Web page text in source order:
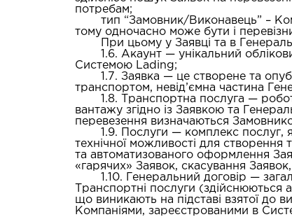
потребам;
тип “Замовник/Виконавець” –
тому одночасно може бути і
При цьому у Заявці та в
1.6. Акаунт — унікальний
Cистемою Lading;
1.7.Заявка — це створене та
транспортом, невід’ємна частина
1.8.
Транспортна послуга —
вантажу згідно із Заявкою та
перевезення визначаються
1.9. Послуги — комплекс послуг,
технічної можливості для створення
та автоматизованого оформлення
«гарячих» Заявок, скасування
1.10. Генеральний договір —
Транспортні послуги (здійснюються
що виникають на підставі взятої до
Компаніями, зареєстрованими в